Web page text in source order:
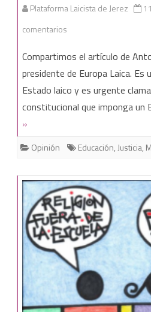
Plataforma Laicista de Jerez
comentarios
el
fallo
sexista
Tribunal
lancemos
piedras.
Compartimos el artículo de
presidente de Europa Laica. Es
Estado laico y es urgente
constitucional que imponga un
»
Opinión Educación, Justicia,